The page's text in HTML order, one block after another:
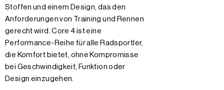
Stoffen und einem Design, das den
Anforderungen von Training und Rennen
gerecht wird. Core 4 ist eine
Performance-Reihe für alle Radsportler,
die Komfort bietet, ohne Kompromisse
bei Geschwindigkeit, Funktion oder
Design einzugehen.